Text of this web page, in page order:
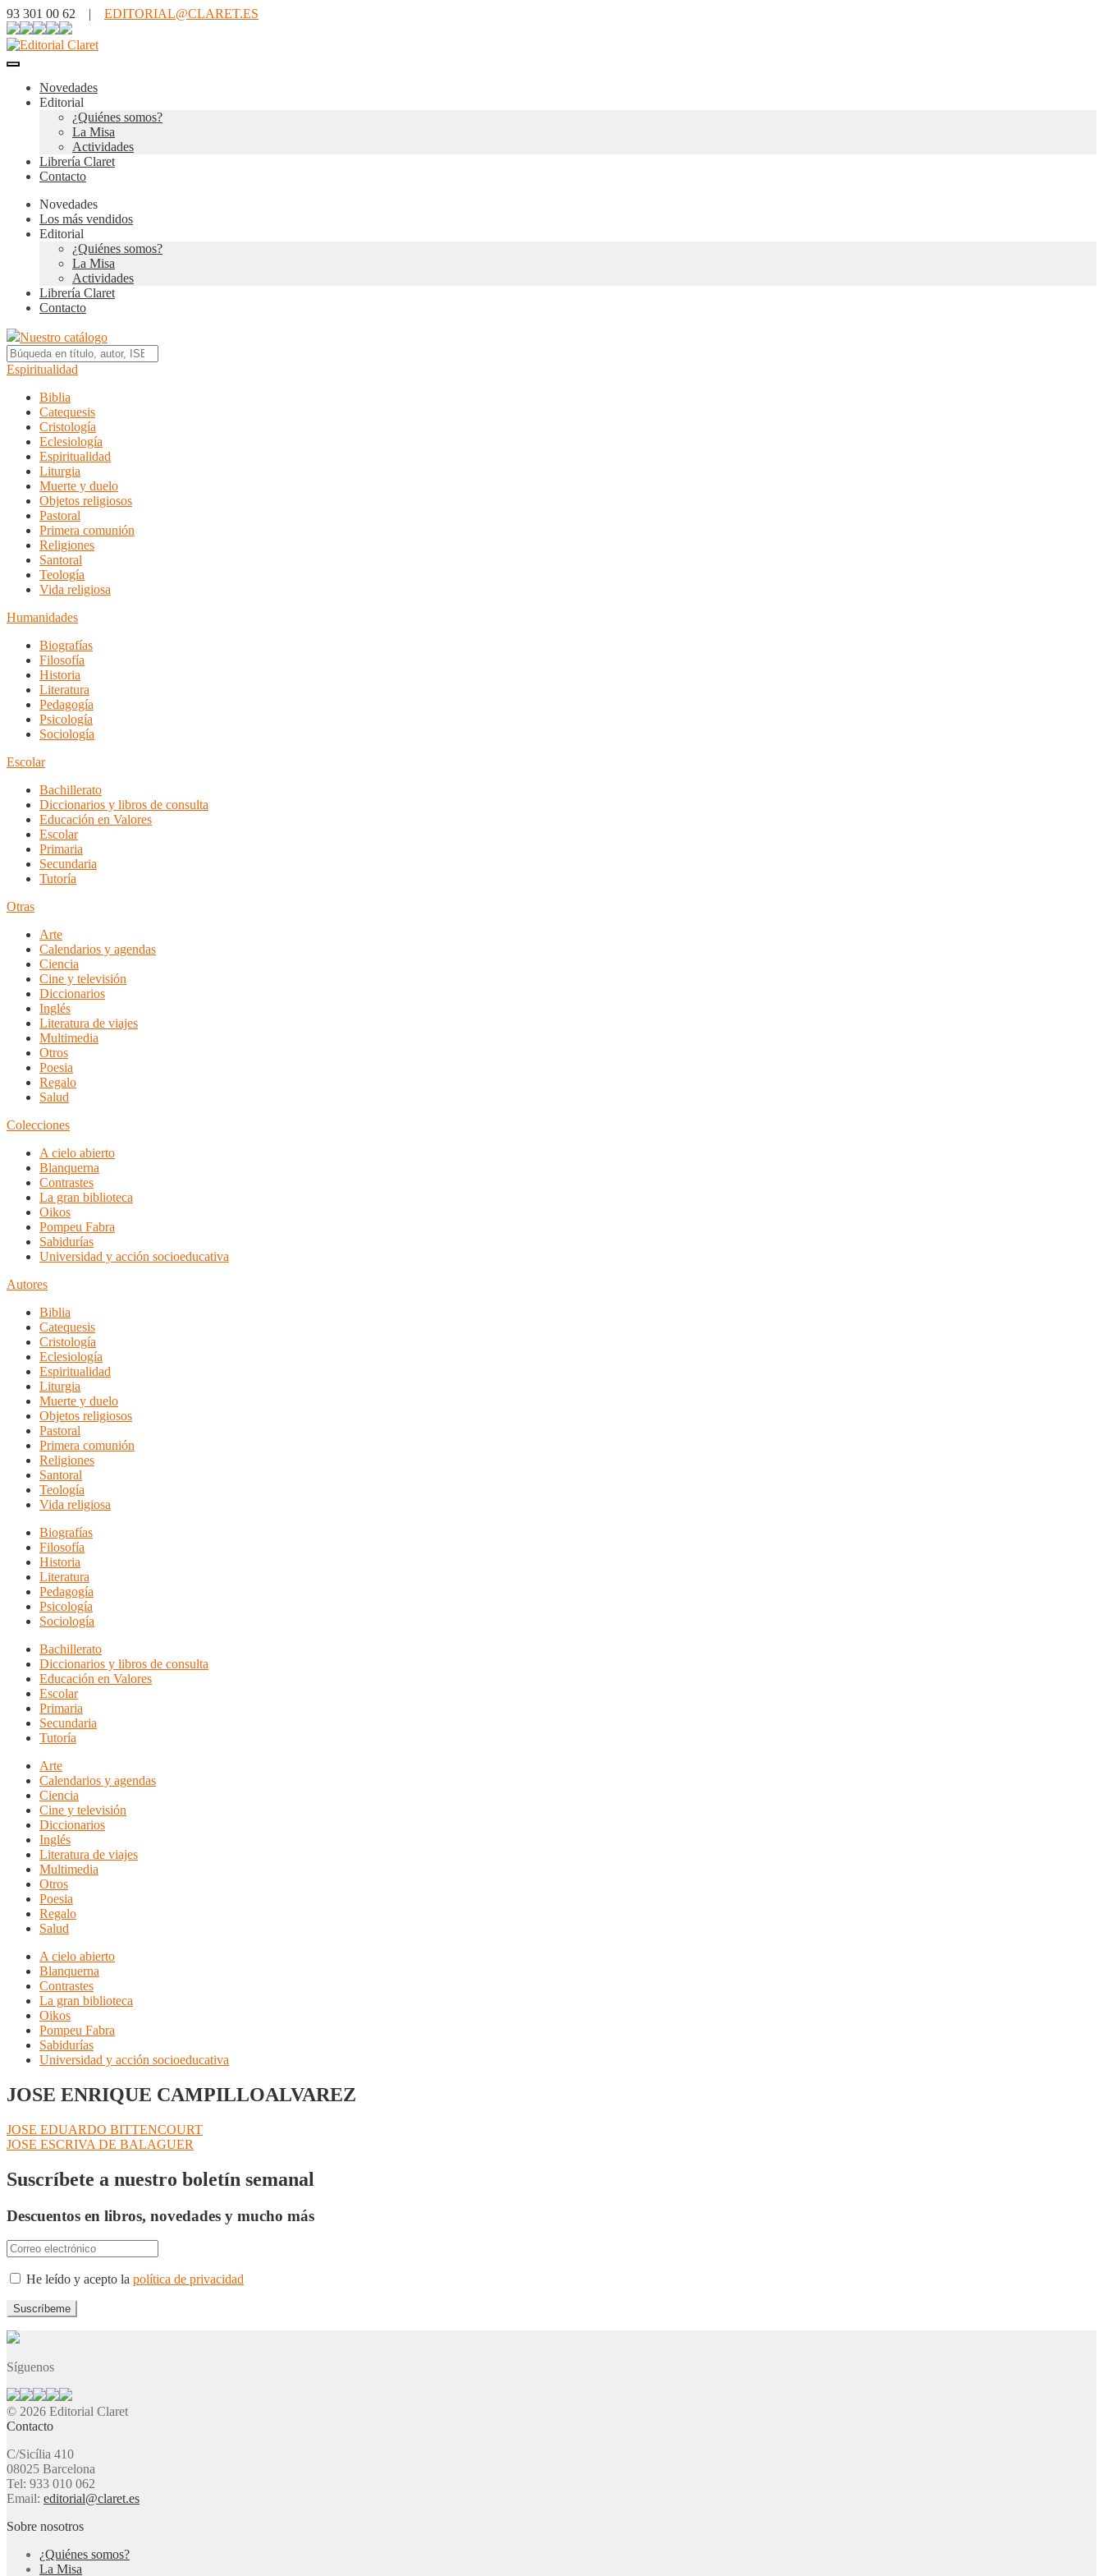
93 301 00 62 | EDITORIAL@CLARET.ES
Novedades
Editorial
¿Quiénes somos?
La Misa
Actividades
Librería Claret
Contacto
Novedades
Los más vendidos
Editorial
¿Quiénes somos?
La Misa
Actividades
Librería Claret
Contacto
Nuestro catálogo
Espiritualidad
Biblia
Catequesis
Cristología
Eclesiología
Espiritualidad
Liturgia
Muerte y duelo
Objetos religiosos
Pastoral
Primera comunión
Religiones
Santoral
Teología
Vida religiosa
Humanidades
Biografías
Filosofía
Historia
Literatura
Pedagogía
Psicología
Sociología
Escolar
Bachillerato
Diccionarios y libros de consulta
Educación en Valores
Escolar
Primaria
Secundaria
Tutoría
Otras
Arte
Calendarios y agendas
Ciencia
Cine y televisión
Diccionarios
Inglés
Literatura de viajes
Multimedia
Otros
Poesia
Regalo
Salud
Colecciones
A cielo abierto
Blanquerna
Contrastes
La gran biblioteca
Oikos
Pompeu Fabra
Sabidurías
Universidad y acción socioeducativa
Autores
Biblia
Catequesis
Cristología
Eclesiología
Espiritualidad
Liturgia
Muerte y duelo
Objetos religiosos
Pastoral
Primera comunión
Religiones
Santoral
Teología
Vida religiosa
Biografías
Filosofía
Historia
Literatura
Pedagogía
Psicología
Sociología
Bachillerato
Diccionarios y libros de consulta
Educación en Valores
Escolar
Primaria
Secundaria
Tutoría
Arte
Calendarios y agendas
Ciencia
Cine y televisión
Diccionarios
Inglés
Literatura de viajes
Multimedia
Otros
Poesia
Regalo
Salud
A cielo abierto
Blanquerna
Contrastes
La gran biblioteca
Oikos
Pompeu Fabra
Sabidurías
Universidad y acción socioeducativa
JOSE ENRIQUE CAMPILLOALVAREZ
Navegación
de
entradas
Anterior:
JOSE EDUARDO BITTENCOURT
Siguiente:
JOSE ESCRIVA DE BALAGUER
Suscríbete a nuestro boletín semanal
Descuentos en libros, novedades y mucho más
He leído y acepto la política de privacidad
Síguenos
© 2026 Editorial Claret
Contacto
C/Sicília 410
08025 Barcelona
Tel: 933 010 062
Email: editorial@claret.es
Sobre nosotros
¿Quiénes somos?
La Misa